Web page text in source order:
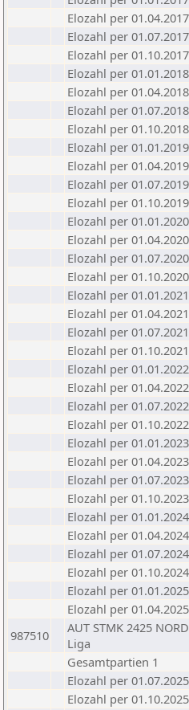
Elozahl per 01.04.2017
Elozahl per 01.07.2017
Elozahl per 01.10.2017
Elozahl per 01.01.2018
Elozahl per 01.04.2018
Elozahl per 01.07.2018
Elozahl per 01.10.2018
Elozahl per 01.01.2019
Elozahl per 01.04.2019
Elozahl per 01.07.2019
Elozahl per 01.10.2019
Elozahl per 01.01.2020
Elozahl per 01.04.2020
Elozahl per 01.07.2020
Elozahl per 01.10.2020
Elozahl per 01.01.2021
Elozahl per 01.04.2021
Elozahl per 01.07.2021
Elozahl per 01.10.2021
Elozahl per 01.01.2022
Elozahl per 01.04.2022
Elozahl per 01.07.2022
Elozahl per 01.10.2022
Elozahl per 01.01.2023
Elozahl per 01.04.2023
Elozahl per 01.07.2023
Elozahl per 01.10.2023
Elozahl per 01.01.2024
Elozahl per 01.04.2024
Elozahl per 01.07.2024
Elozahl per 01.10.2024
Elozahl per 01.01.2025
Elozahl per 01.04.2025
987510
AUT STMK 2425
Liga
Gesamtpartien 1
Elozahl per 01.07.2025
Elozahl per 01.10.2025